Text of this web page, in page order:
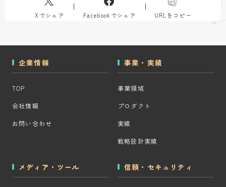
Xでシェア Facebookでシェア URLをコピー
企業情報
TOP
会社情報
お問い合わせ
事業・実績
事業領域
プロダクト
実績
戦略設計実績
メディア・ツール 信頼・セキュリティ